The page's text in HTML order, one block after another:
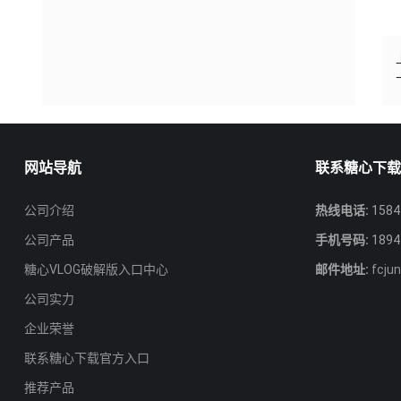
网站导航
公司介绍
公司产品
糖心VLOG破解版入口中心
公司实力
企业荣誉
联系糖心下载官方入口
推荐产品
联系糖心下
热线电话:
手机号码:
邮件地址: